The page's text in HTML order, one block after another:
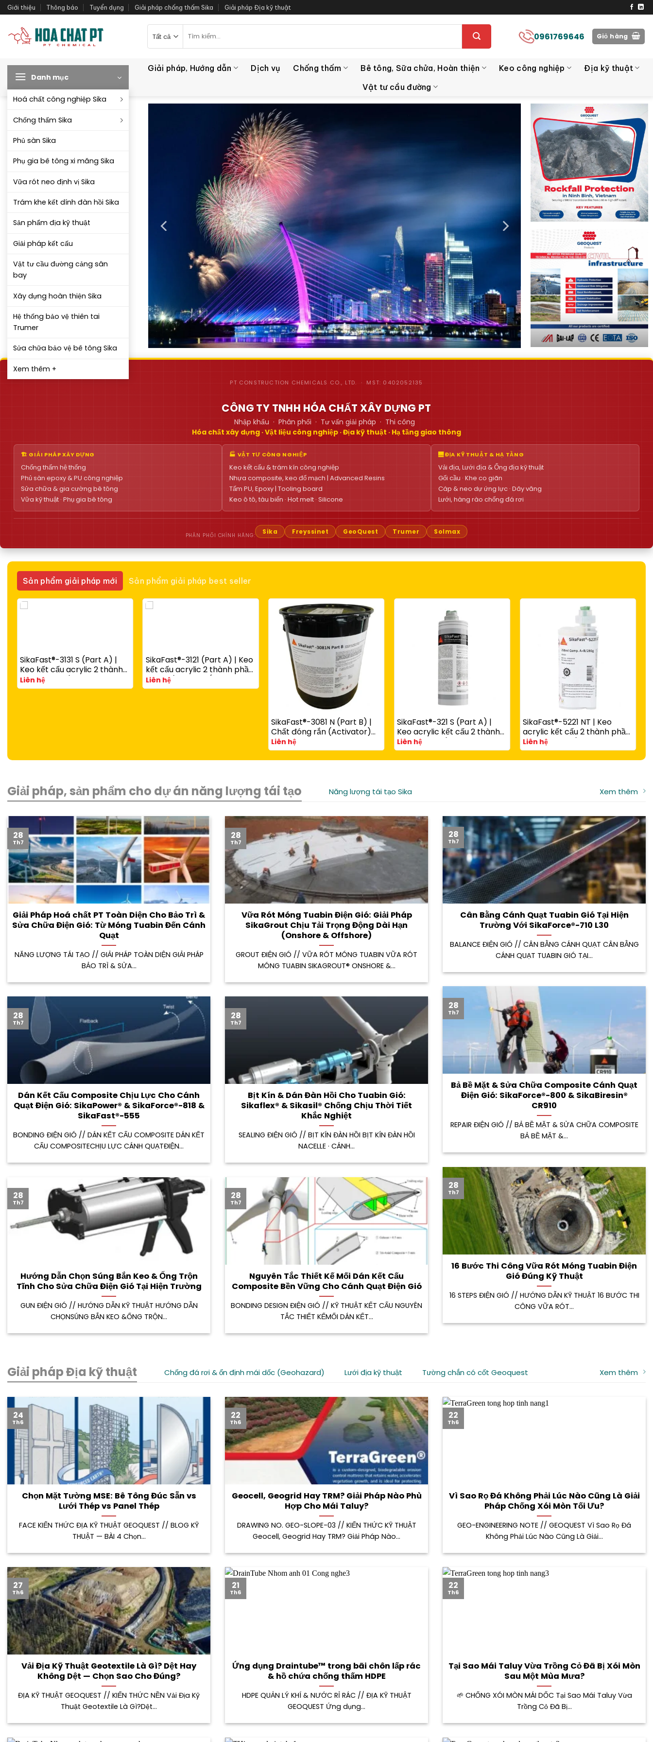
Bỏ
qua
dung
Giới thiệu Thông báo Tuyển dụng Giải pháp chống thấm Sika Giải pháp Địa kỹ thuật
kiếm:
0961769646 Giỏ hàng
Danh mục
Hoá chất công nghiệp Sika
Chống thấm Sika
Phủ sàn Sika
Phụ gia bê tông xi măng Sika
Vữa rót neo định vị Sika
Trám khe kết dính đàn hồi Sika
Sản phẩm địa kỹ thuật
Giải pháp kết cấu
Vật tư cầu đường cảng sân
bay
Xây dựng hoàn thiện Sika
Hệ thống bảo vệ thiên tai
Trumer
Sửa chữa bảo vệ bê tông Sika
Xem thêm +
Giải pháp, Hướng dẫn Dịch vụ Chống thấm Bê tông, Sữa chửa, Hoàn thiện Keo công nghiệp
Địa kỹ thuật
Vật tư cầu đường
PT CONSTRUCTION CHEMICALS CO., LTD. · MST: 0402052135
CÔNG TY TNHH HÓA CHẤT XÂY DỰNG PT
Nhập khẩu · Phân phối · Tư vấn giải pháp · Thi công
Hóa chất xây dựng · Vật liệu công nghiệp · Địa kỹ thuật · Hạ tầng giao thông
🏗 GIẢI PHÁP XÂY DỰNG
Chống thấm hệ thống
Phủ sàn epoxy & PU công nghiệp
Sửa chữa & gia cường bê tông
Vữa kỹ thuật · Phụ gia bê tông
🏭 VẬT TƯ CÔNG NGHIỆP
Keo kết cấu & trám kín công nghiệp
Nhựa composite, keo đổ mạch | Advanced Resins
Tấm PU, Epoxy | Tooling board
Keo ô tô, tàu biển · Hot melt · Silicone
🌉 ĐỊA KỸ THUẬT & HẠ TẦNG
Vải địa, Lưới địa & Ống địa kỹ thuật
Gối cầu · Khe co giãn
Cáp & neo dự ứng lực · Dây văng
Lưới, hàng rào chống đá rơi
PHÂN PHỐI CHÍNH HÃNG: Sika Freyssinet GeoQuest Trumer Solmax
Sản phẩm giải pháp mới Sản phẩm giải pháp best seller
SikaFast®-3131 S (Part A) |
Keo kết cấu acrylic 2 thành
phần đóng rắn nhanh dùng
với SikaFast®-3081 N (Part B)
Liên hệ
SikaFast®-3121 (Part A) | Keo
kết cấu acrylic 2 thành phần
đóng rắn nhanh (dùng với
SikaFast®-3081 N Part B)
Liên hệ
SikaFast®-3081 N (Part B) |
Chất đóng rắn (Activator)
cho keo acrylic kết cấu
SikaFast® 3100 Series
Liên hệ
SikaFast®-321 S (Part A) |
Keo acrylic kết cấu 2 thành
phần đóng rắn nhanh có hạt
chêm dùng với
SikaFast®-3081 N Part B
Liên hệ
SikaFast®-5221 NT | Keo
acrylic kết cấu 2 thành phần
A và B đóng rắn nhanh cho
composite, kim loại và nhựa
kỹ thuật
Liên hệ
Giải pháp, sản phẩm cho dự án năng lượng tái tạo Năng lượng tái tạo Sika Xem thêm
Giải Pháp Hoá chất PT Toàn Diện Cho Bảo Trì &
Sửa Chữa Điện Gió: Từ Móng Tuabin Đến Cánh
Quạt
NĂNG LƯỢNG TÁI TẠO // GIẢI PHÁP TOÀN DIỆN GIẢI PHÁP
BẢO TRÌ & SỬA...
28
Th7
Vữa Rót Móng Tuabin Điện Gió: Giải Pháp
SikaGrout Chịu Tải Trọng Động Dài Hạn
(Onshore & Offshore)
GROUT ĐIỆN GIÓ // VỮA RÓT MÓNG TUABIN VỮA RÓT
MÓNG TUABIN SIKAGROUT® ONSHORE &...
28
Th7
Cân Bằng Cánh Quạt Tuabin Gió Tại Hiện
Trường Với SikaForce®-710 L30
BALANCE ĐIỆN GIÓ // CÂN BẰNG CÁNH QUẠT CÂN BẰNG
CÁNH QUẠT TUABIN GIÓ TẠI...
28
Th7
Bả Bề Mặt & Sửa Chữa Composite Cánh Quạt
Điện Gió: SikaForce®-800 & SikaBiresin®
CR910
REPAIR ĐIỆN GIÓ // BẢ BỀ MẶT & SỬA CHỮA COMPOSITE
BẢ BỀ MẶT &...
28
Th7
Dán Kết Cấu Composite Chịu Lực Cho Cánh
Quạt Điện Gió: SikaPower® & SikaForce®-818 &
SikaFast®-555
BONDING ĐIỆN GIÓ // DÁN KẾT CẤU COMPOSITE DÁN KẾT
CẤU COMPOSITECHỊU LỰC CÁNH QUẠTĐIỆN...
28
Th7
Bịt Kín & Dán Đàn Hồi Cho Tuabin Gió:
Sikaflex® & Sikasil® Chống Chịu Thời Tiết
Khắc Nghiệt
SEALING ĐIỆN GIÓ // BỊT KÍN ĐÀN HỒI BỊT KÍN ĐÀN HỒI
NACELLE · CÁNH...
28
Th7
16 Bước Thi Công Vữa Rót Móng Tuabin Điện
Gió Đúng Kỹ Thuật
16 STEPS ĐIỆN GIÓ // HƯỚNG DẪN KỸ THUẬT 16 BƯỚC THI
CÔNG VỮA RÓT...
28
Th7
Hướng Dẫn Chọn Súng Bắn Keo & Ống Trộn
Tĩnh Cho Sửa Chữa Điện Gió Tại Hiện Trường
GUN ĐIỆN GIÓ // HƯỚNG DẪN KỸ THUẬT HƯỚNG DẪN
CHỌNSÚNG BẮN KEO &ỐNG TRỘN...
28
Th7
Nguyên Tắc Thiết Kế Mối Dán Kết Cấu
Composite Bền Vững Cho Cánh Quạt Điện Gió
BONDING DESIGN ĐIỆN GIÓ // KỸ THUẬT KẾT CẤU NGUYÊN
TẮC THIẾT KẾMỐI DÁN KẾT...
28
Th7
Giải pháp Địa kỹ thuật Chống đá rơi & ổn định mái dốc (Geohazard) Lưới địa kỹ thuật Tường chắn có cốt Geoquest Xem thêm
Chọn Mặt Tường MSE: Bê Tông Đúc Sẵn vs
Lưới Thép vs Panel Thép
FACE KIẾN THỨC ĐỊA KỸ THUẬT GEOQUEST // BLOG KỸ
THUẬT — BÀI 4 Chọn...
24
Th6
Geocell, Geogrid Hay TRM? Giải Pháp Nào Phù
Hợp Cho Mái Taluy?
DRAWING NO. GEO-SLOPE-03 // KIẾN THỨC KỸ THUẬT
Geocell, Geogrid Hay TRM? Giải Pháp Nào...
22
Th6
Vì Sao Rọ Đá Không Phải Lúc Nào Cũng Là Giải
Pháp Chống Xói Mòn Tối Ưu?
GEO-ENGINEERING NOTE // GEOQUEST Vì Sao Rọ Đá
Không Phải Lúc Nào Cũng Là Giải...
22
Th6
Vải Địa Kỹ Thuật Geotextile Là Gì? Dệt Hay
Không Dệt — Chọn Sao Cho Đúng?
ĐỊA KỸ THUẬT GEOQUEST // KIẾN THỨC NỀN Vải Địa Kỹ
Thuật Geotextile Là Gì?Dệt...
27
Th6
Ứng dụng Draintube™ trong bãi chôn lấp rác
& hồ chứa chống thấm HDPE
HDPE QUẢN LÝ KHÍ & NƯỚC RỈ RÁC // ĐỊA KỸ THUẬT
GEOQUEST Ứng dụng...
21
Th6
Tại Sao Mái Taluy Vừa Trồng Cỏ Đã Bị Xói Mòn
Sau Một Mùa Mưa?
🌱 CHỐNG XÓI MÒN MÁI DỐC Tại Sao Mái Taluy Vừa
Trồng Cỏ Đã Bị...
22
Th6